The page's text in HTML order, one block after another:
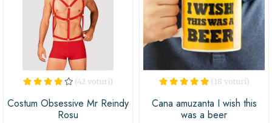
(42 voturi)
Costum Obsessive Mr Reindy
Rosu
(18 voturi)
Cana amuzanta I wish this
was a beer